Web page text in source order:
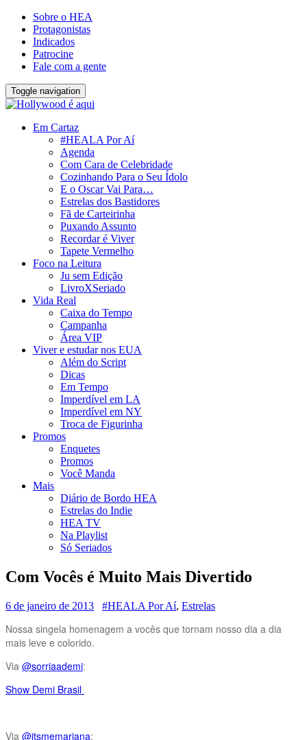
Sobre o HEA
Protagonistas
Indicados
Patrocine
Fale com a gente
Toggle navigation
Em Cartaz
#HEALA Por Aí
Agenda
Com Cara de Celebridade
Cozinhando Para o Seu Ídolo
E o Oscar Vai Para…
Estrelas dos Bastidores
Fã de Carteirinha
Puxando Assunto
Recordar é Viver
Tapete Vermelho
Foco na Leitura
Ju sem Edição
LivroXSeriado
Vida Real
Caixa do Tempo
Campanha
Área VIP
Viver e estudar nos EUA
Além do Script
Dicas
Em Tempo
Imperdível em LA
Imperdível em NY
Troca de Figurinha
Promos
Enquetes
Promos
Você Manda
Mais
Diário de Bordo HEA
Estrelas do Indie
HEA TV
Na Playlist
Só Seriados
Com Vocês é Muito Mais Divertido
6 de janeiro de 2013 #HEALA Por Aí, Estrelas
Nossa singela homenagem a vocês que tornam nosso dia a dia
mais leve e colorido.
Via @sorriaademi:
Show Demi Brasil
Via @itsmemariana: